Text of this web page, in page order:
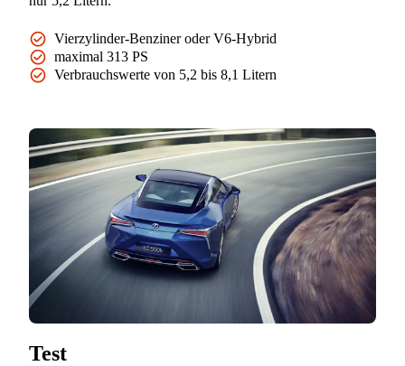
Vierzylinder-Benziner oder V6-Hybrid
maximal 313 PS
Verbrauchswerte von 5,2 bis 8,1 Litern
Test